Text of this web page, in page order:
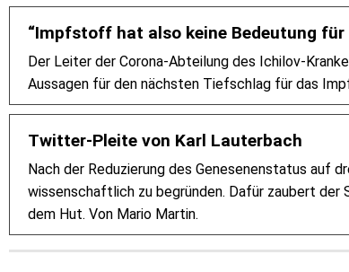
“Impfstoff hat also keine Bedeutung für
Der Leiter der Corona-Abteilung des Ichilov-
Aussagen für den nächsten Tiefschlag für das
Twitter-Pleite von Karl Lauterbach
Nach der Reduzierung des Genesenenstatus auf
wissenschaftlich zu begründen. Dafür zaubert der
dem Hut. Von Mario Martin.